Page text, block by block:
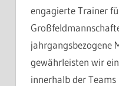
engagierte Trainer
jahrgangsbezogene
gewährleisten wir
innerhalb der